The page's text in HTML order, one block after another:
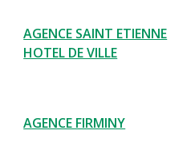
AGENCE SAINT ETIENNE
HOTEL DE VILLE
AGENCE FIRMINY